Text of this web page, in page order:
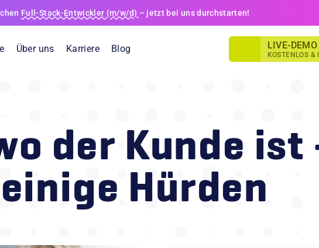
Full-Stack-Entwickler (m/w/d) – jetzt bei uns durchstarten!
Bearbeite alle Kundenanfragen zentral, schnell und
intelligent in einer Plattform
– rund
Verkaufe Ersatzteile intelligent – produktspezifisch,
personalisiert und ohne Fehlbestellungen
Über uns Karriere Blog LIVE-
KOSTENLOS
der Kunde ist
Hürden